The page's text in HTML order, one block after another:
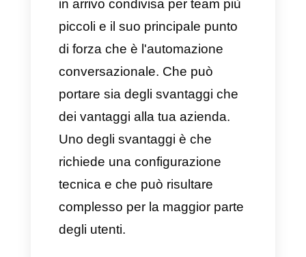
Aziende che utilizzano più
canali di messaggistica
Callbell è uno strumento
estremamente facile da
implementare, altamente
intuitivo e che consente alla
maggior parte delle attività di
adattarlo facilmente e